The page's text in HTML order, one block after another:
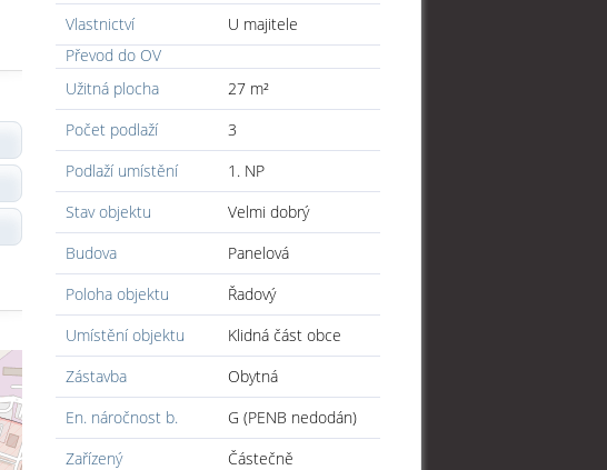
Vlastnictví
U majitele
Převod do OV
Užitná plocha
27 m²
Počet podlaží
3
Podlaží umístění
1. NP
Stav objektu
Velmi dobrý
Budova
Panelová
Poloha objektu
Řadový
Umístění objektu
Klidná část obce
Zástavba
Obytná
En. náročnost b.
G (PENB nedodán)
Zařízený
Částečně